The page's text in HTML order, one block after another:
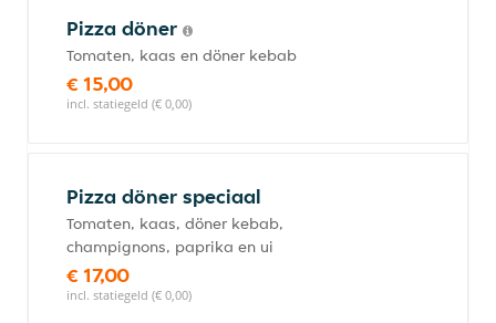
Pizza döner
Tomaten, kaas en döner kebab
€ 15,00
incl. statiegeld (€ 0,00)
Pizza döner speciaal
Tomaten, kaas, döner kebab,
champignons, paprika en ui
€ 17,00
incl. statiegeld (€ 0,00)